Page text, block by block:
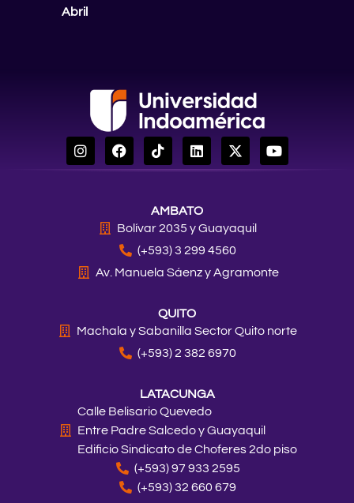
Abril
I
n
s
F
a
c
o
k
T
i
k
k
L
i
n
d
i
X
-
t
t
r
Y
o
u
AMBATO
Bolívar 2035 y Guayaquil
(+593) 3 299 4560
Av. Manuela Sáenz y Agramonte
QUITO
Machala y Sabanilla Sector Quito norte
(+593) 2 382 6970
LATACUNGA
Calle Belisario Quevedo
Entre Padre Salcedo y Guayaquil
Edificio Sindicato de Choferes 2do piso
(+593) 97 933 2595
(+593) 32 660 679